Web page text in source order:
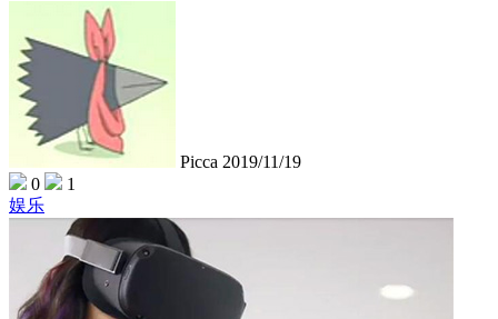
Picca 2019/11/19
0
1
娱乐